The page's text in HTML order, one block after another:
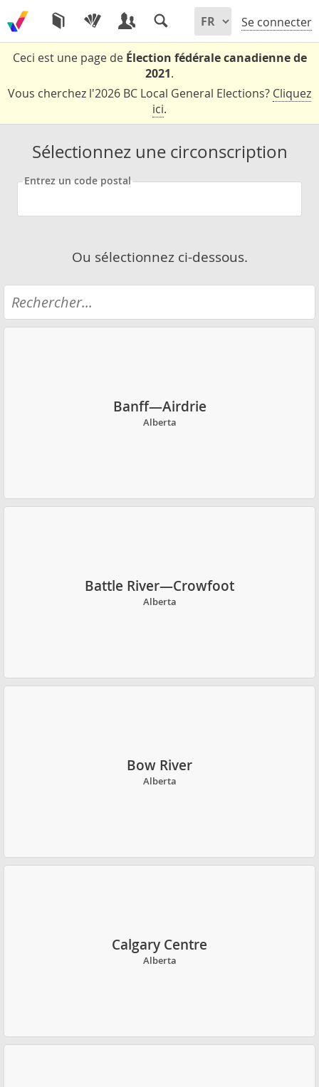
Se connecter
Ceci est une page de Élection fédérale canadienne de
2021.
Vous cherchez l'2026 BC Local General Elections? Cliquez
ici.
Sélectionnez une circonscription
Entrez un code postal
Ou sélectionnez ci-dessous.
Banff—Airdrie
Alberta
Battle River—Crowfoot
Alberta
Bow River
Alberta
Calgary Centre
Alberta